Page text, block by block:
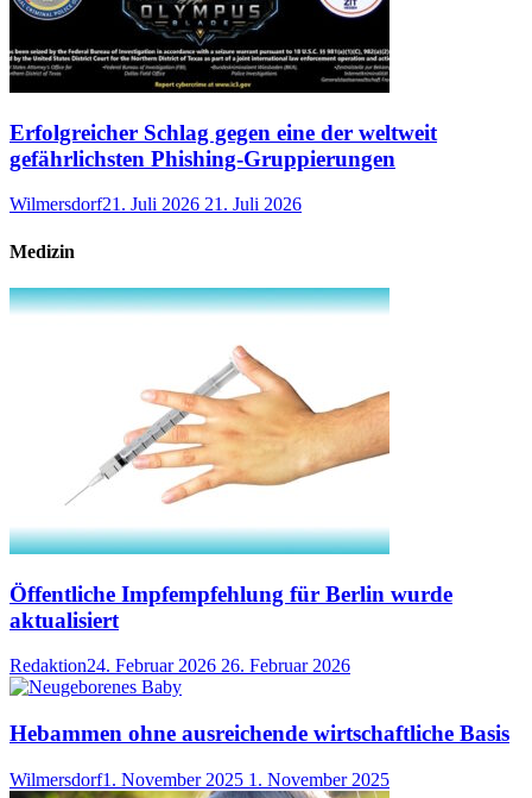
Erfolgreicher Schlag gegen eine der weltweit
gefährlichsten Phishing-Gruppierungen
Wilmersdorf21. Juli 2026 21. Juli 2026
Medizin
Öffentliche Impfempfehlung für Berlin wurde
aktualisiert
Redaktion24. Februar 2026 26. Februar 2026
Hebammen ohne ausreichende wirtschaftliche Basis
Wilmersdorf1. November 2025 1. November 2025